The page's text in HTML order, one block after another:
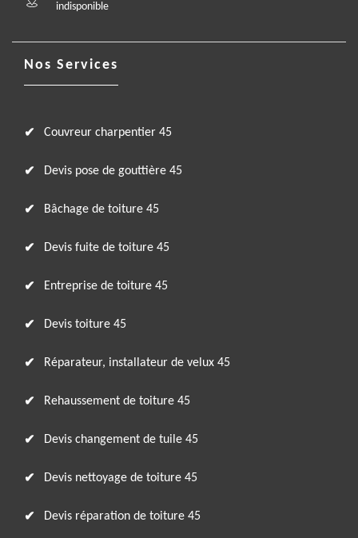
indisponible
Nos Services
Couvreur charpentier 45
Devis pose de gouttière 45
Bâchage de toiture 45
Devis fuite de toiture 45
Entreprise de toiture 45
Devis toiture 45
Réparateur, installateur de velux 45
Rehaussement de toiture 45
Devis changement de tuile 45
Devis nettoyage de toiture 45
Devis réparation de toiture 45